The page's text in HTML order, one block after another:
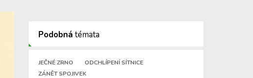
Podobná témata
JEČNÉ ZRNO
ODCHLÍPENÍ SÍTNICE
ZÁNĚT SPOJIVEK